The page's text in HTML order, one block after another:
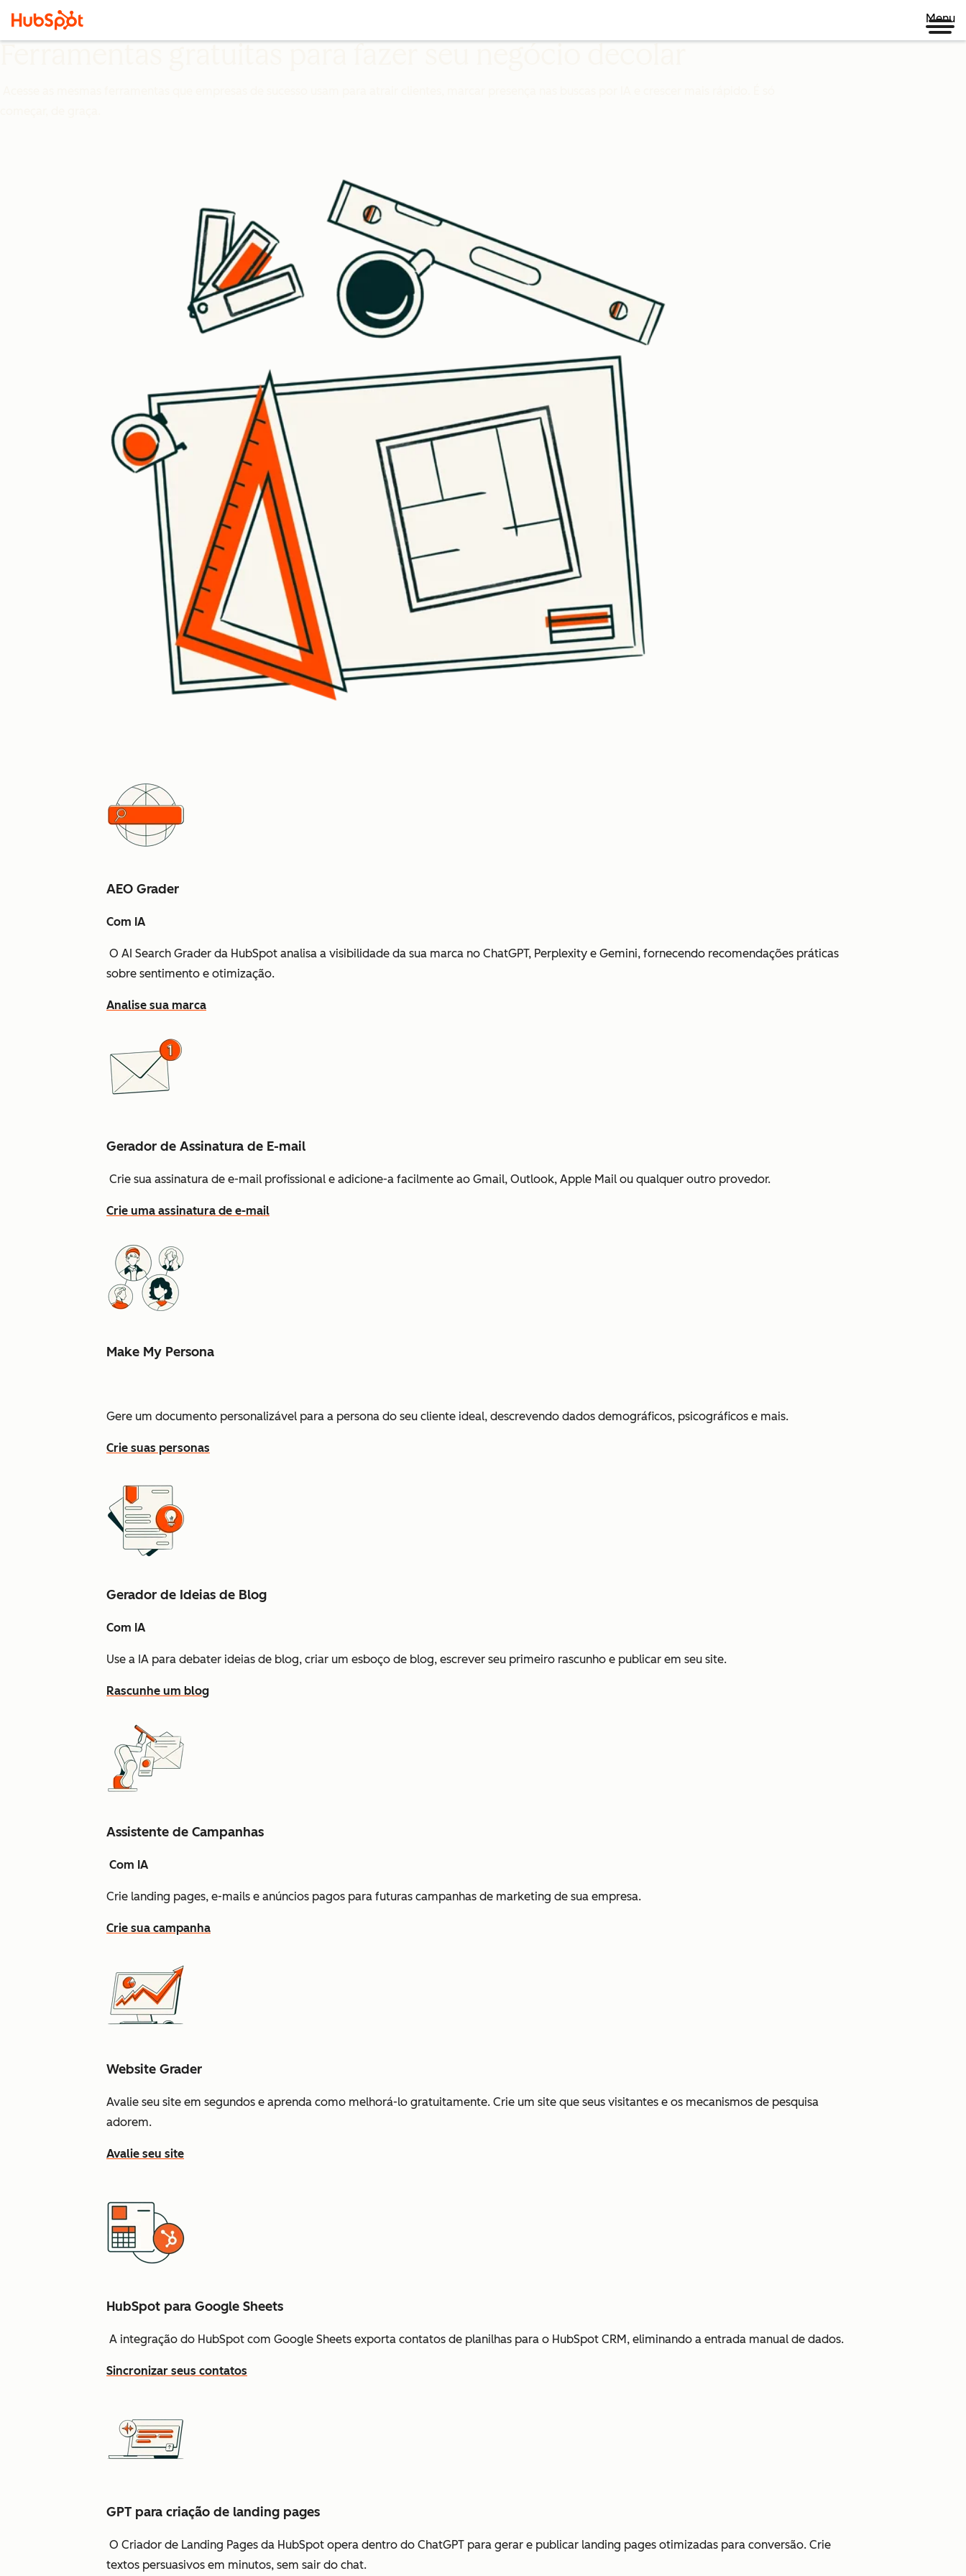
Menu
AEO Grader
Com IA
O AI Search Grader da HubSpot analisa a visibilidade da sua marca no ChatGPT, Perplexity e Gemini, fornecendo recomendações práticas
sobre sentimento e otimização.
Analise sua marca
Gerador de Assinatura de E-mail
Crie sua assinatura de e-mail profissional e adicione-a facilmente ao Gmail, Outlook, Apple Mail ou qualquer outro provedor.
Crie uma assinatura de e-mail
Make My Persona
Gere um documento personalizável para a persona do seu cliente ideal, descrevendo dados demográficos, psicográficos e mais.
Crie suas personas
Gerador de Ideias de Blog
Com IA
Use a IA para debater ideias de blog, criar um esboço de blog, escrever seu primeiro rascunho e publicar em seu site.
Rascunhe um blog
Assistente de Campanhas
Com IA
Crie landing pages, e-mails e anúncios pagos para futuras campanhas de marketing de sua empresa.
Crie sua campanha
Website Grader
Avalie seu site em segundos e aprenda como melhorá-lo gratuitamente. Crie um site que seus visitantes e os mecanismos de pesquisa
adorem.
Avalie seu site
HubSpot para Google Sheets
A integração do HubSpot com Google Sheets exporta contatos de planilhas para o HubSpot CRM, eliminando a entrada manual de dados.
Sincronizar seus contatos
GPT para criação de landing pages
O Criador de Landing Pages da HubSpot opera dentro do ChatGPT para gerar e publicar landing pages otimizadas para conversão. Crie
textos persuasivos em minutos, sem sair do chat.